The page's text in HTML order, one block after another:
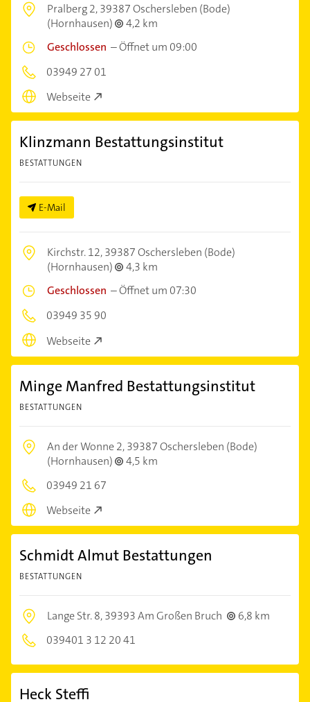
Pralberg 2,39387 Oschersleben (Bode)
(Hornhausen)
4,2 km
Geschlossen –Öffnet um 09:00
03949 27 01
Webseite
Klinzmann Bestattungsinstitut
BESTATTUNGEN
E-Mail
Kirchstr. 12,39387 Oschersleben (Bode)
(Hornhausen)
4,3 km
Geschlossen –Öffnet um 07:30
03949 35 90
Webseite
Minge Manfred Bestattungsinstitut
BESTATTUNGEN
An der Wonne 2,39387 Oschersleben (Bode)
(Hornhausen)
4,5 km
03949 21 67
Webseite
Schmidt Almut Bestattungen
BESTATTUNGEN
Lange Str. 8,39393 Am Großen Bruch
6,8 km
039401 3 12 20 41
Heck Steffi